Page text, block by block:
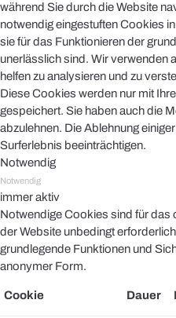
während Sie durch die Website
notwendig eingestuften Cookies
sie für das Funktionieren der
unerlässlich sind. Wir verwenden
helfen zu analysieren und zu
Diese Cookies werden nur mit
gespeichert. Sie haben auch die
abzulehnen. Die Ablehnung
Surferlebnis beeinträchtigen.
Notwendig
Notwendig
immer aktiv
Notwendige Cookies sind für
der Website unbedingt
grundlegende Funktionen und
anonymer Form.
Cookie Dauer